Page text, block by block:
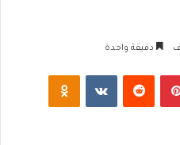
دقيقة واحدة
بينتيريست